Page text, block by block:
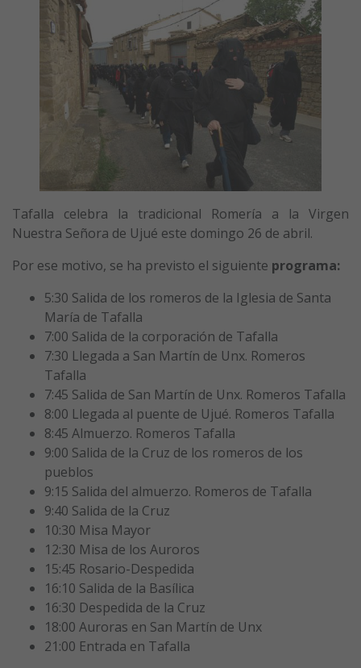
Tafalla celebra la
tradicional Romería a la Virgen
Nuestra Señora de Ujué este domingo 26 de abril.
Por ese motivo, se ha previsto el siguiente programa:
5:30 Salida de los romeros de la Iglesia de Santa
María de Tafalla
7:00 Salida de la corporación de Tafalla
7:30 Llegada a San Martín de Unx. Romeros
Tafalla
7:45 Salida de San Martín de Unx. Romeros Tafalla
8:00 Llegada al puente de Ujué. Romeros Tafalla
8:45 Almuerzo. Romeros Tafalla
9:00 Salida de la Cruz de los romeros de los
pueblos
9:15 Salida del almuerzo. Romeros de Tafalla
9:40 Salida de la Cruz
10:30 Misa Mayor
12:30 Misa de los Auroros
15:45 Rosario-Despedida
16:10 Salida de la Basílica
16:30 Despedida de la Cruz
18:00 Auroras en San Martín de Unx
21:00 Entrada en Tafalla